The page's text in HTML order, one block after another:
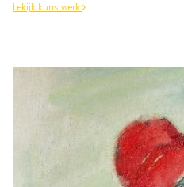
bekijk kunstwerk